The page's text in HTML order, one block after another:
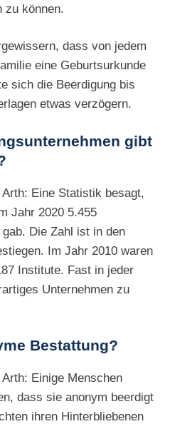
zu können.
dass von jedem
eine Geburtsurkunde
sich die Beerdigung bis
etwas verzögern.
gibt
Eine Statistik besagt,
Jahr 2020 5.455
Die Zahl ist in den
Im Jahr 2010 waren
Institute. Fast in jeder
Unternehmen zu
Bestattung?
Einige Menschen
dass sie anonym beerdigt
ihren Hinterbliebenen